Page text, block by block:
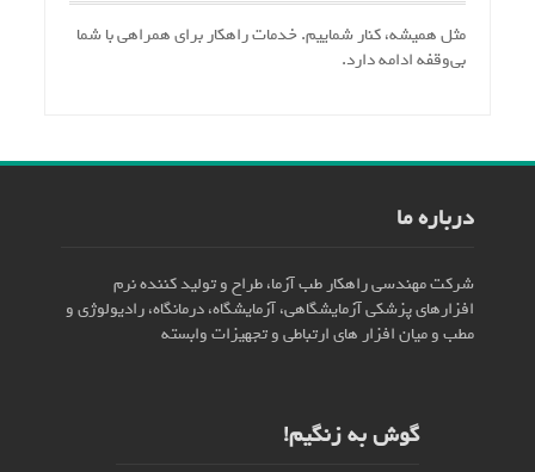
مثل همیشه، کنار شماییم. خدمات راهکار برای همراهی با شما
بی‌وقفه ادامه دارد.
درباره ما
شرکت مهندسی راهکار طب آزما، طراح و تولید کننده نرم
افزارهای پزشکی آزمایشگاهی، آزمایشگاه، درمانگاه، رادیولوژی و
مطب و میان افزار های ارتباطی و تجهیزات وابسته
گوش به زنگیم!